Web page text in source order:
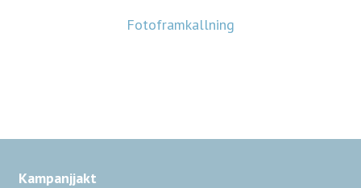
Fotoframkallning
Kampanjjakt